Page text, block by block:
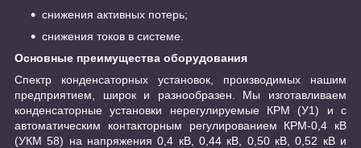
снижения активных потерь;
снижения токов в системе.
Основные преимущества оборудования
Спектр конденсаторных установок, производимых нашим
предприятием, широк и разнообразен. Мы изготавливаем
конденсаторные установки нерегулируемые КРМ (У1) и с
автоматическим контакторным регулированием КРМ-0,4 кВ
(УКМ 58) на напряжения 0,4 кВ, 0,44 кВ, 0,50 кВ, 0,52 кВ и